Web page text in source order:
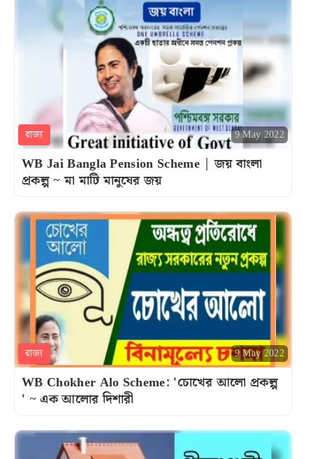
রাজ্য 9 May 2022
WB Jai Bangla Pension Scheme | জয় বাংলা
প্রকল্প ~ মা মাটি মানুষের জয়
রাজ্য 9 May 2022
WB Chokher Alo Scheme: 'চোখের আলো প্রকল্প
' ~ এক আলোর দিশারী